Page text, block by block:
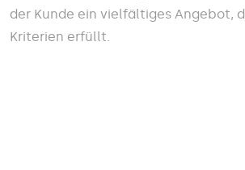
der Kunde ein vielfältiges Angebot,
Kriterien erfüllt.